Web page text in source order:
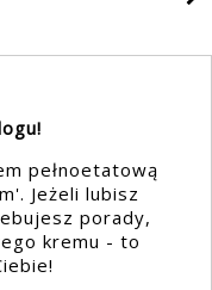
pełnoetatową
Jeżeli lubisz
porady,
kremu - to